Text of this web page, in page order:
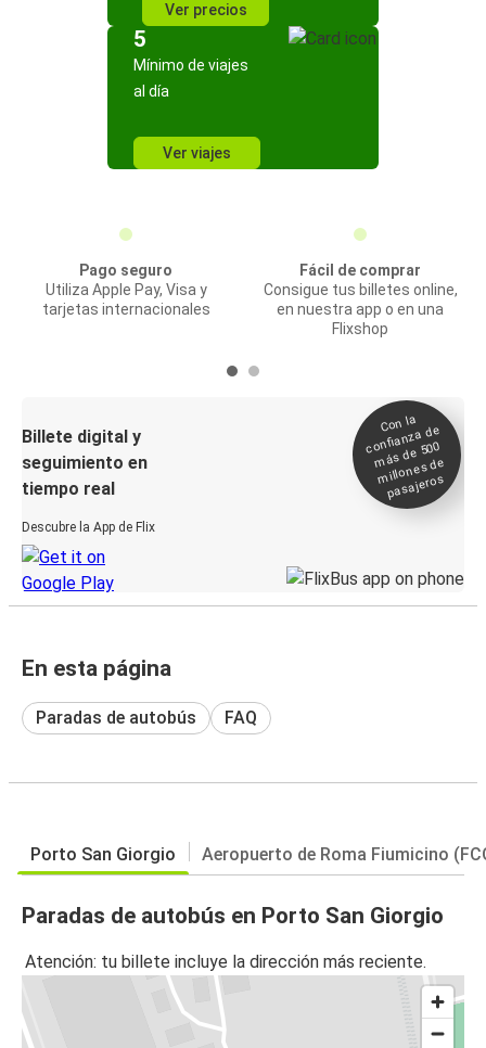
Ver precios
5
Mínimo de viajes
al día
Ver viajes
Pago seguro
Utiliza Apple Pay, Visa y
tarjetas internacionales
Fácil de comprar
Consigue tus billetes online,
en nuestra app o en una
Flixshop
Billete digital y
seguimiento en
tiempo real
Descubre la App de Flix
Con la
confianza de
más de 500
millones de
pasajeros
En esta página
Paradas de autobús FAQ
Porto San Giorgio Aeropuerto de Roma Fiumicino
Paradas de autobús en Porto San Giorgio
Atención: tu billete incluye la dirección más reciente.